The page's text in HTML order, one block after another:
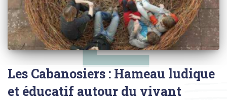
Les Cabanosiers : Hameau ludique
et éducatif autour du vivant